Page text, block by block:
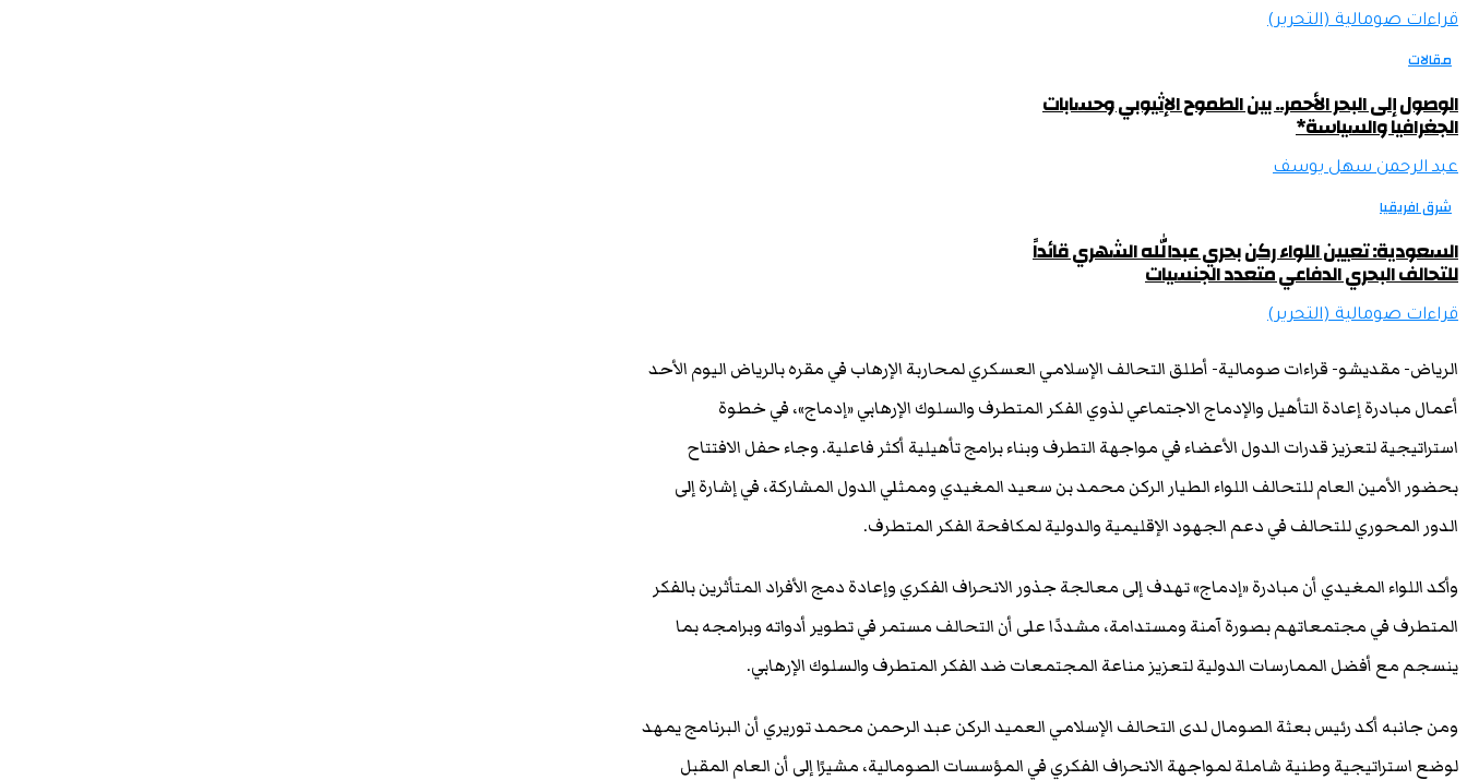
قراءات صومالية (التحرير)
مقالات
الوصول إلى البحر الأحمر.. بين الطموح الإثيوبي وحسابات
الجغرافيا والسياسة*
عبد الرحمن سهل يوسف
شرق افريقيا
السعودية: تعيين اللواء ركن بحري عبدالله الشهري قائداً
للتحالف البحري الدفاعي متعدد الجنسيات
قراءات صومالية (التحرير)
الرياض- مقديشو- قراءات صومالية- أطلق التحالف الإسلامي العسكري لمحاربة الإرهاب في مقره بالرياض اليوم الأحد
أعمال مبادرة إعادة التأهيل والإدماج الاجتماعي لذوي الفكر المتطرف والسلوك الإرهابي «إدماج»، في خطوة
استراتيجية لتعزيز قدرات الدول الأعضاء في مواجهة التطرف وبناء برامج تأهيلية أكثر فاعلية. وجاء حفل الافتتاح
بحضور الأمين العام للتحالف اللواء الطيار الركن محمد بن سعيد المغيدي وممثلي الدول المشاركة، في إشارة إلى
الدور المحوري للتحالف في دعم الجهود الإقليمية والدولية لمكافحة الفكر المتطرف.
وأكد اللواء المغيدي أن مبادرة «إدماج» تهدف إلى معالجة جذور الانحراف الفكري وإعادة دمج الأفراد المتأثرين بالفكر
المتطرف في مجتمعاتهم بصورة آمنة ومستدامة، مشددًا على أن التحالف مستمر في تطوير أدواته وبرامجه بما
ينسجم مع أفضل الممارسات الدولية لتعزيز مناعة المجتمعات ضد الفكر المتطرف والسلوك الإرهابي.
ومن جانبه أكد رئيس بعثة الصومال لدى التحالف الإسلامي العميد الركن عبد الرحمن محمد توريري أن البرنامج يمهد
لوضع استراتيجية وطنية شاملة لمواجهة الانحراف الفكري في المؤسسات الصومالية، مشيرًا إلى أن العام المقبل